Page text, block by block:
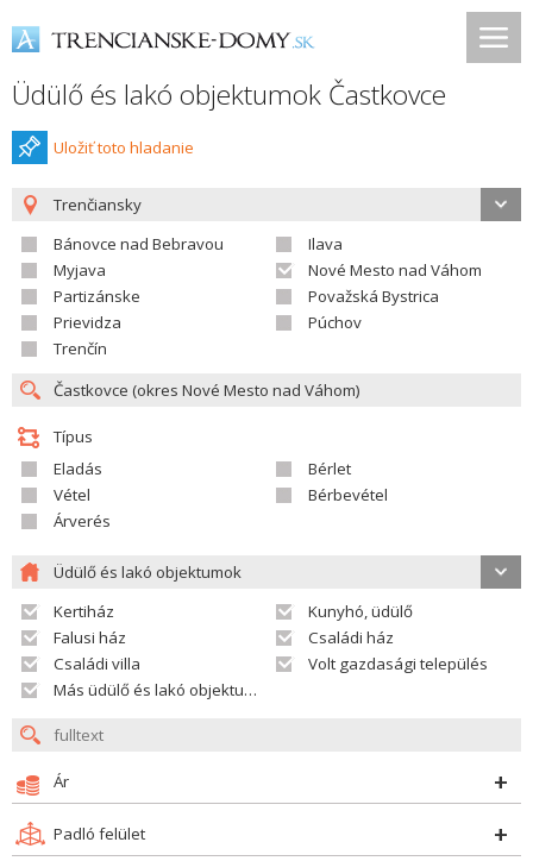
Üdülő és lakó objektumok Častkovce
Uložiť toto hladanie
Trenčiansky
Bánovce nad Bebravou
Ilava
Myjava
Nové Mesto nad Váhom
Partizánske
Považská Bystrica
Prievidza
Púchov
Trenčín
Típus
Eladás
Bérlet
Vétel
Bérbevétel
Árverés
Üdülő és lakó objektumok
Kertiház
Kunyhó, üdülő
Falusi ház
Családi ház
Családi villa
Volt gazdasági település
Más üdülő és lakó objektumok
Ár
Padló felület